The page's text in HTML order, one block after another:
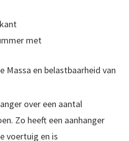
met
Massa en belastbaarheid van
over een aantal
Zo heeft een aanhanger
voertuig en is